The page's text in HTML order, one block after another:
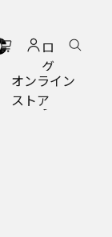
ロ
グ
イ
ン
オンライン
ストア